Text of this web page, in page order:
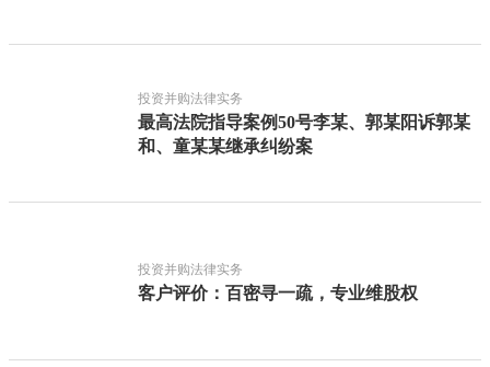
投资并购法律实务
最高法院指导案例50号李某、郭某阳诉郭某
和、童某某继承纠纷案
投资并购法律实务
客户评价：百密寻一疏，专业维股权